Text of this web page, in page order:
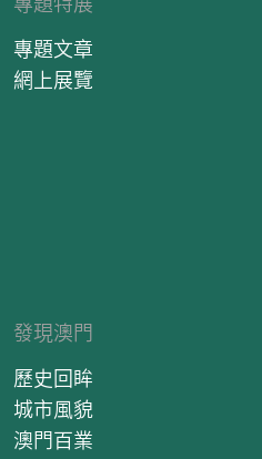
專題文章
網上展覽
發現澳門
歷史回眸
城市風貌
澳門百業